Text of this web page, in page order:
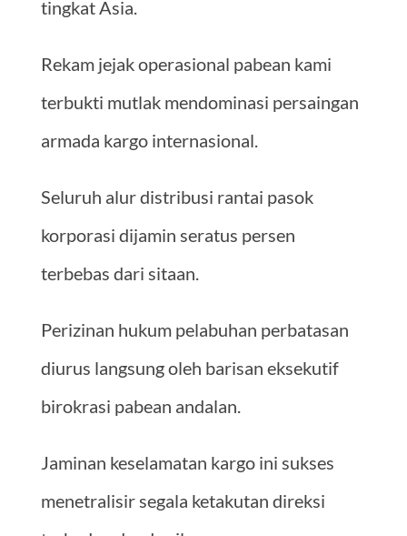
tingkat Asia.
Rekam jejak operasional pabean kami
terbukti mutlak mendominasi persaingan
armada kargo internasional.
Seluruh alur distribusi rantai pasok
korporasi dijamin seratus persen
terbebas dari sitaan.
Perizinan hukum pelabuhan perbatasan
diurus langsung oleh barisan eksekutif
birokrasi pabean andalan.
Jaminan keselamatan kargo ini sukses
menetralisir segala ketakutan direksi